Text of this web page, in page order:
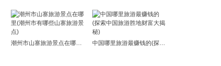
潮州市山寨旅游景点在哪里(潮州市有哪些山寨旅游景点) 中国哪里旅游最赚钱的(探索中国旅游胜地财富大揭秘)